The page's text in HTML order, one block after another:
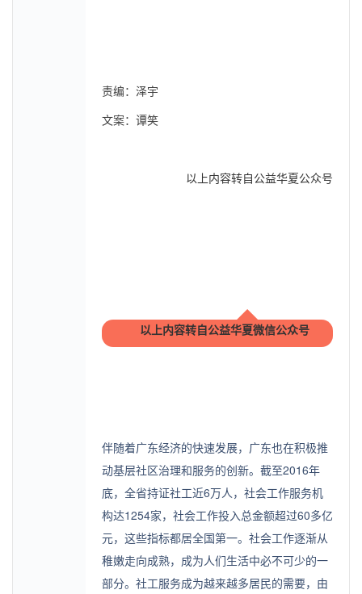
责编：泽宇
文案：谭笑
以上内容转自公益华夏公众号
以上内容转自公益华夏微信公众号
伴随着广东经济的快速发展，广东也在积极推
动基层社区治理和服务的创新。截至2016年
底，全省持证社工近6万人，社会工作服务机
构达1254家，社会工作投入总金额超过60多亿
元，这些指标都居全国第一。社会工作逐渐从
稚嫩走向成熟，成为人们生活中必不可少的一
部分。社工服务成为越来越多居民的需要，由